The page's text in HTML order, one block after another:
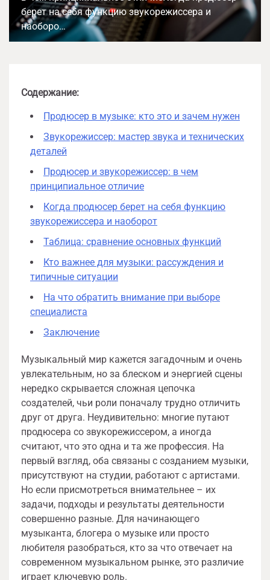
берет на себя функцию звукорежиссера и
наоборо…
Содержание:
Продюсер в музыке: кто это и зачем нужен
Звукорежиссер: мастер звука и технических
деталей
Продюсер и звукорежиссер: в чем
принципиальное отличие
Когда продюсер берет на себя функцию
звукорежиссера и наоборот
Таблица: сравнение основных функций
Кто важнее для музыки: рассуждения и
типичные ситуации
На что обратить внимание при выборе
специалиста
Заключение
Музыкальный мир кажется загадочным и очень
увлекательным, но за блеском и энергией сцены
нередко скрывается сложная цепочка
создателей, чьи роли поначалу трудно отличить
друг от друга. Неудивительно: многие путают
продюсера со звукорежиссером, а иногда
считают, что это одна и та же профессия. На
первый взгляд, оба связаны с созданием музыки,
присутствуют на студии, работают с артистами.
Но если присмотреться внимательнее – их
задачи, подходы и результаты деятельности
совершенно разные. Для начинающего
музыканта, блогера о музыке или просто
любителя разобраться, кто за что отвечает на
современном музыкальном рынке, это различие
играет ключевую роль.